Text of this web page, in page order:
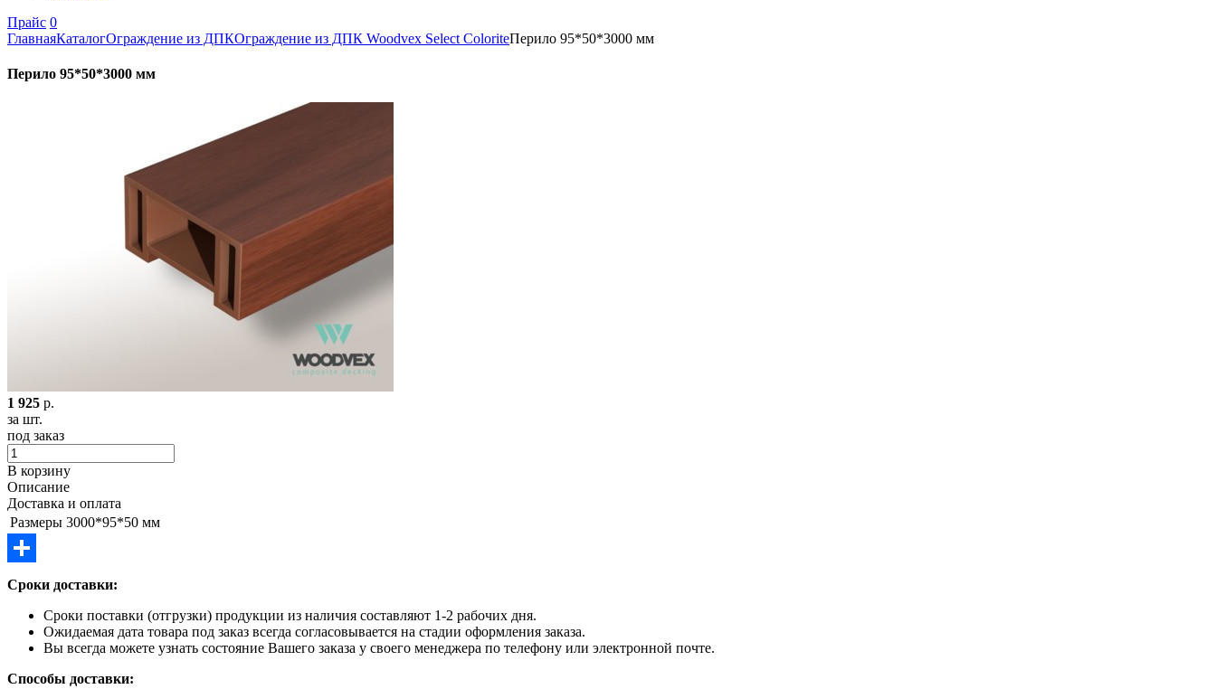
Прайс 0
ГлавнаяКаталогОграждение из ДПКОграждение из ДПК Woodvex Select ColoriteПерило 95*50*3000 мм
Перило 95*50*3000 мм
1 925 р.
за шт.
под заказ
В корзину
Описание
Доставка и оплата
Размеры 3000*95*50 мм
Отправить
Сроки доставки:
Сроки поставки (отгрузки) продукции из наличия составляют 1-2 рабочих дня.
Ожидаемая дата товара под заказ всегда согласовывается на стадии оформления заказа.
Вы всегда можете узнать состояние Вашего заказа у своего менеджера по телефону или электронной почте.
Способы доставки: